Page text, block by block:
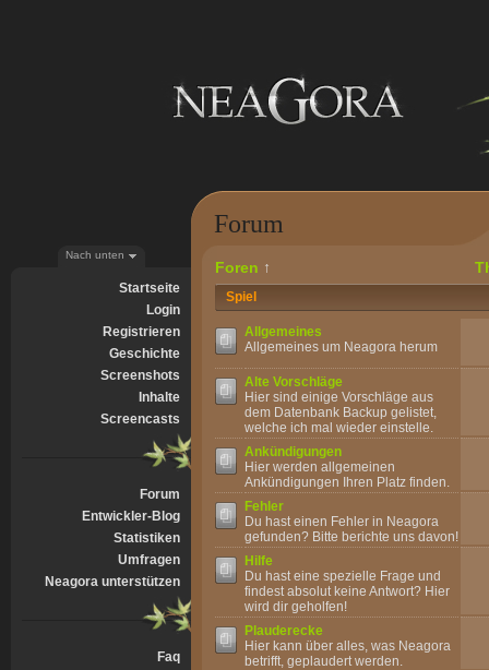
Nach unten
Startseite
Login
Registrieren
Geschichte
Screenshots
Inhalte
Screencasts
Forum
Entwickler-Blog
Statistiken
Umfragen
Neagora unterstützen
Faq
Forum
Foren ↑
Spiel
Allgemeines
Allgemeines um Neagora herum
Alte Vorschläge
Hier sind einige Vorschläge aus
dem Datenbank Backup gelistet,
welche ich mal wieder einstelle.
Ankündigungen
Hier werden allgemeinen
Ankündigungen Ihren Platz finden.
Fehler
Du hast einen Fehler in Neagora
gefunden? Bitte berichte uns davon!
Hilfe
Du hast eine spezielle Frage und
findest absolut keine Antwort? Hier
wird dir geholfen!
Plauderecke
Hier kann über alles, was Neagora
betrifft, geplaudert werden.